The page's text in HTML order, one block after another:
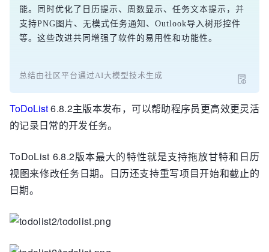
能。同时优化了日历提示、周数显示、任务文本提示，并
支持PNG图片、无模式任务通知、Outlook导入树形控件
等。这些改进共同增强了软件的易用性和功能性。
总结由社区平台通过AI大模型技术生成
ToDoList6.8.2主版本发布，可以帮助程序员更高效更灵活
的记录日常的开发任务。
ToDoList 6.8.2版本最大的特性就是支持拖放甘特和日历
视图来修改任务日期。日历还支持重写项目开始和截止的
日期。